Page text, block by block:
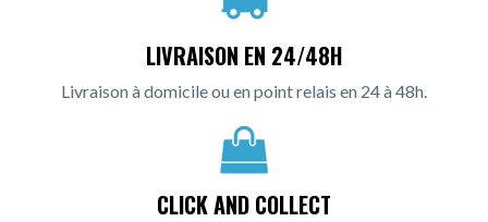
LIVRAISON EN 24/48H
Livraison à domicile ou en point relais en 24 à 48h.
CLICK AND COLLECT